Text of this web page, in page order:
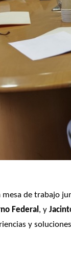
mesa de trabajo
Federal , y
y